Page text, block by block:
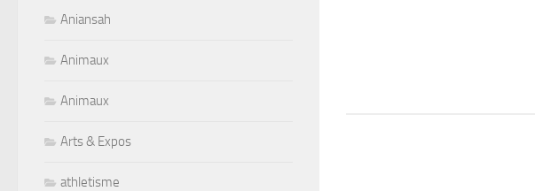
Aniansah
Animaux
Animaux
Arts & Expos
athletisme